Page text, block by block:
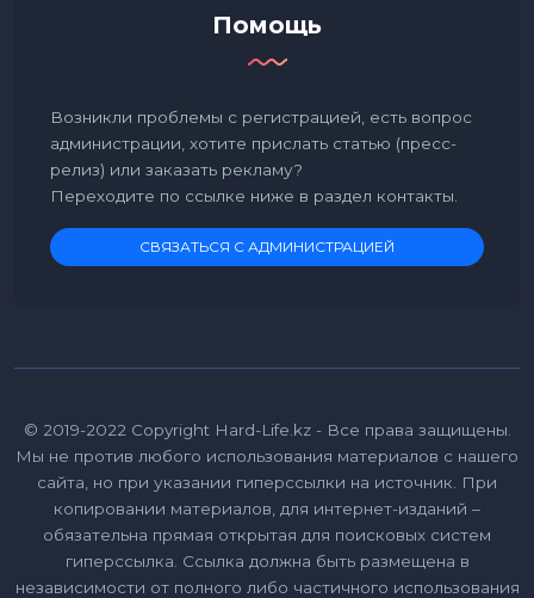
Помощь
Возникли проблемы с регистрацией, есть вопрос
администрации, хотите прислать статью (пресс-
релиз) или заказать рекламу?
Переходите по ссылке ниже в раздел контакты.
СВЯЗАТЬСЯ С АДМИНИСТРАЦИЕЙ
© 2019-2022 Copyright Hard-Life.kz - Все права защищены.
Мы не против любого использования материалов с нашего
сайта, но при указании гиперссылки на источник. При
копировании материалов, для интернет-изданий –
обязательна прямая открытая для поисковых систем
гиперссылка. Ссылка должна быть размещена в
независимости от полного либо частичного использования